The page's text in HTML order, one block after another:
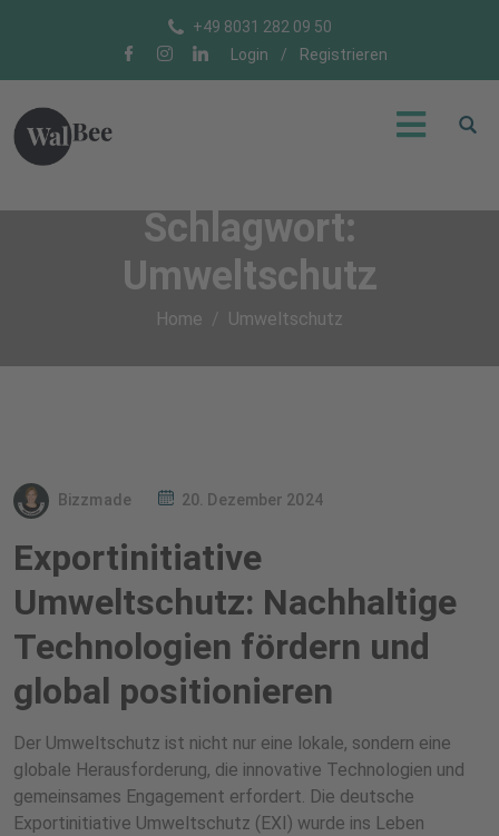
+49 8031 282 09 50
Login
/ Registrieren
Schlagwort:
Umweltschutz
Home Umweltschutz
Bizzmade 20. Dezember 2024
Exportinitiative
Umweltschutz: Nachhaltige
Technologien fördern und
global positionieren
Der Umweltschutz ist nicht nur eine lokale, sondern eine
globale Herausforderung, die innovative Technologien und
gemeinsames Engagement erfordert. Die deutsche
Exportinitiative Umweltschutz (EXI) wurde ins Leben